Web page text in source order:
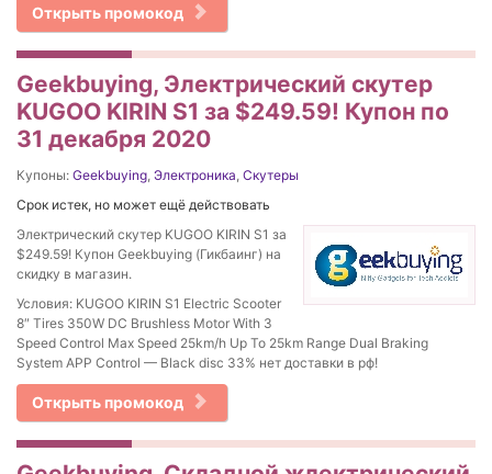
Открыть промокод
Geekbuying, Электрический скутер
KUGOO KIRIN S1 за $249.59! Купон по
31 декабря 2020
Купоны: Geekbuying, Электроника, Скутеры
Срок истек, но может ещё действовать
Электрический скутер KUGOO KIRIN S1 за
$249.59! Купон Geekbuying (Гикбаинг) на
скидку в магазин.
Условия: KUGOO KIRIN S1 Electric Scooter
8″ Tires 350W DC Brushless Motor With 3
Speed Control Max Speed 25km/h Up To 25km Range Dual Braking
System APP Control — Black disc 33% нет доставки в рф!
Открыть промокод